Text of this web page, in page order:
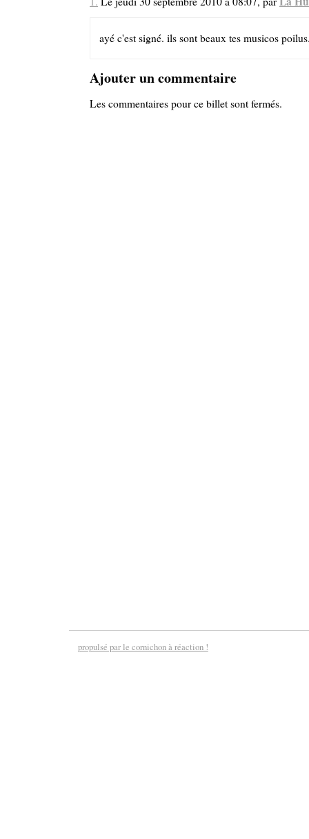
ayé c'est signé. ils sont beaux tes musicos
Ajouter un commentaire
Les commentaires pour ce billet sont fermés.
propulsé par le cornichon à réaction !